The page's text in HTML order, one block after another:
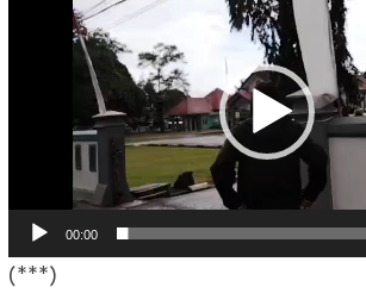
00:00
(***)